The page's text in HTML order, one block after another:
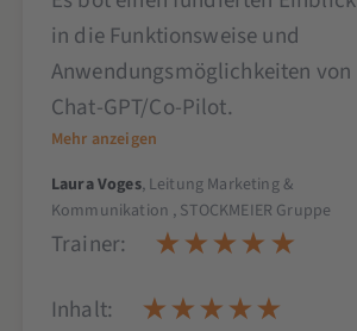
in die Funktionsweise und
Anwendungsmöglichkeiten von
Chat-GPT/Co-Pilot.
Mehr anzeigen
Laura Voges, Leitung Marketing &
Kommunikation , STOCKMEIER Gruppe
Trainer:
Inhalt: